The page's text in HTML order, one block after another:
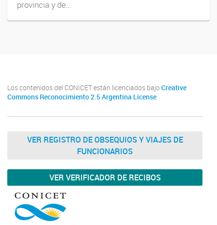
provincia y de...
Los contenidos del CONICET están licenciados bajo Creative
Commons Reconocimiento 2.5 Argentina License
VER REGISTRO DE OBSEQUIOS Y VIAJES DE
FUNCIONARIOS
VER VERIFICADOR DE RECIBOS